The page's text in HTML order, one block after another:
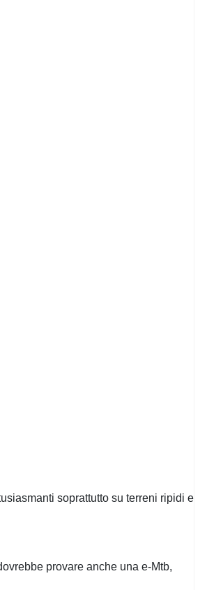
soprattutto su terreni ripidi e
provare anche una e-Mtb,